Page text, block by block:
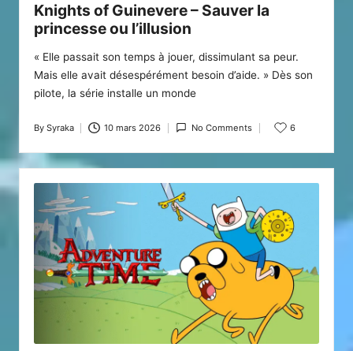
Knights of Guinevere – Sauver la
princesse ou l’illusion
« Elle passait son temps à jouer, dissimulant sa peur.
Mais elle avait désespérément besoin d’aide. » Dès son
pilote, la série installe un monde
Posted
by
By Syraka 10 mars 2026 No Comments 6